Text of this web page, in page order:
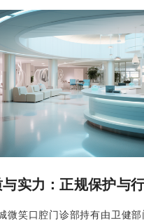
与实力：正规保护与
微笑口腔门诊部持有由卫健